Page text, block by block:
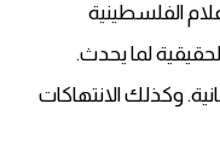
الفلسطينية
لما يحدث.
وكذلك الانتهاكات